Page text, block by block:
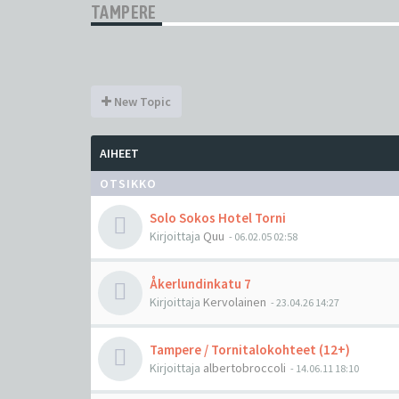
TAMPERE
New Topic
AIHEET
OTSIKKO
Solo Sokos Hotel Torni
Kirjoittaja Quu - 06.02.05 02:58
Åkerlundinkatu 7
Kirjoittaja Kervolainen - 23.04.26 14:27
Tampere / Tornitalokohteet (12+)
Kirjoittaja albertobroccoli - 14.06.11 18:10